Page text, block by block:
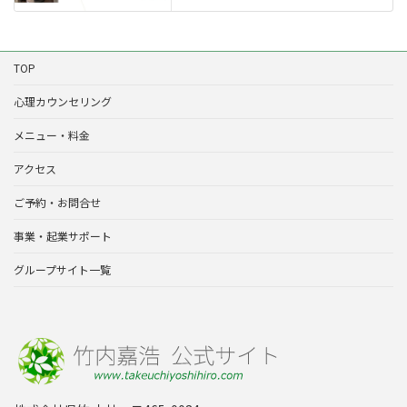
TOP
心理カウンセリング
メニュー・料金
アクセス
ご予約・お問合せ
事業・起業サポート
グループサイト一覧